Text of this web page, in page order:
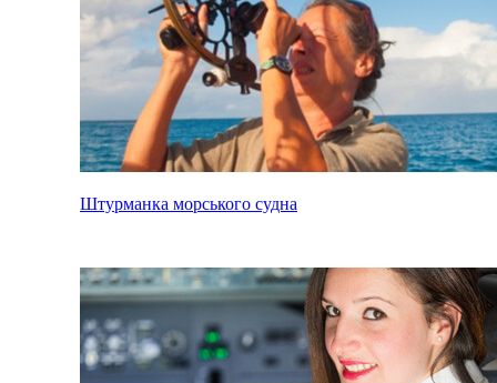
Штурманка морського судна